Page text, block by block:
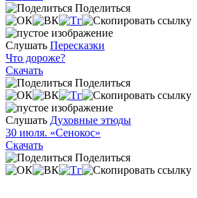
Поделиться
Слушать Пересказки
Что дороже?
Скачать
Поделиться
Слушать Духовные этюды
30 июля. «Сенокос»
Скачать
Поделиться